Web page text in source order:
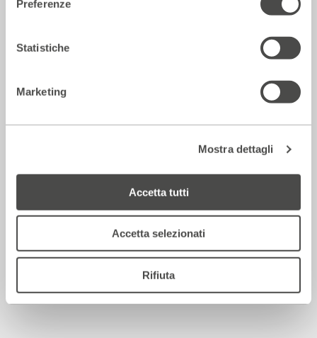
Preferenze
Statistiche
Marketing
Mostra dettagli
Accetta tutti
Accetta selezionati
Rifiuta
La notte degli incipit
2018 - 2019 Cartellone